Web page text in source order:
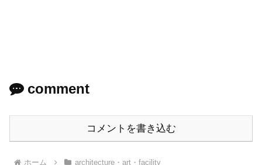
comment
コメントを書き込む
ホーム architecture・art・facility